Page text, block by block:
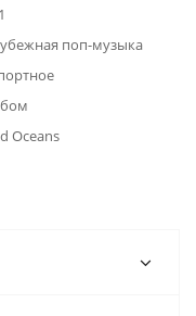
поп-музыка
Oceans